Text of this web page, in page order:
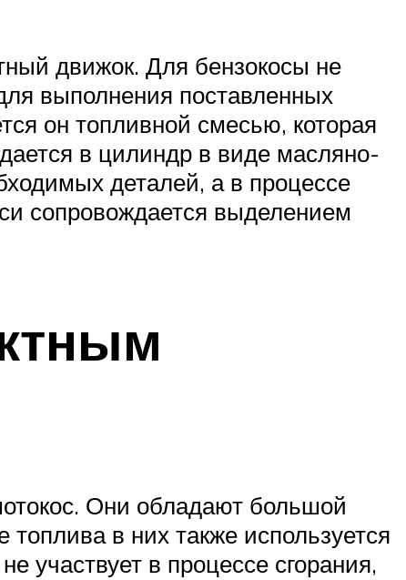
движок. Для бензокосы не
выполнения поставленных
он топливной смесью, которая
в цилиндр в виде масляно-
деталей, а в процессе
сопровождается выделением
Они обладают большой
в них также используется
участвует в процессе сгорания,